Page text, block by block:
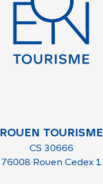
ROUEN TOURISME
CS 30666
76008 Rouen Cedex 1